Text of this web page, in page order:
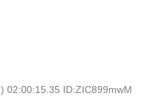
02:00:15.35 ID:ZIC899mwM